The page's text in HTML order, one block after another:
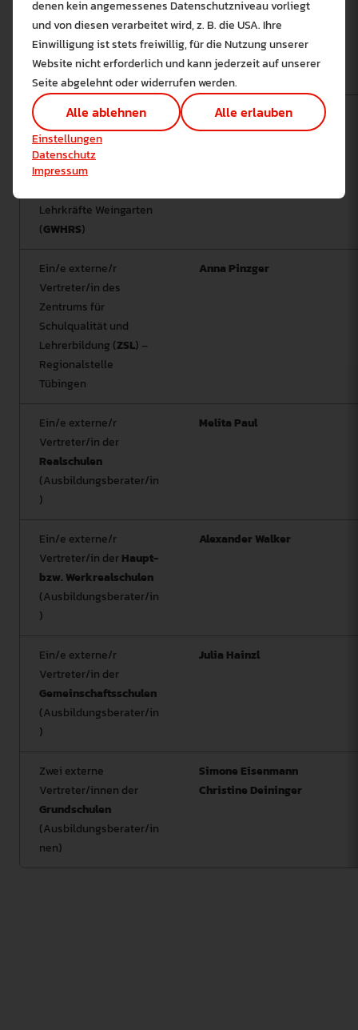
Vertreter/in der
Staatlichen Schulämter
Albstadt, Biberach
und Markdorf
Ein/e externe/r
Vertreter/in des
Seminars für
Ausbildung und
Lehrkräfte Weingarten
(GWHRS)
Thomas Pätzold
Ein/e externe/r
Vertreter/in des
Zentrums für
Schulqualität und
Lehrerbildung (ZSL) –
Regionalstelle
Tübingen
Anna Pinzger
Ein/e externe/r
Vertreter/in der
Realschulen
(Ausbildungsberater/in
)
Melita Paul
Ein/e externe/r
Vertreter/in derHaupt-
bzw. Werkrealschulen
(Ausbildungsberater/in
)
Alexander Walker
Ein/e externe/r
Vertreter/in der
Gemeinschaftsschulen
(Ausbildungsberater/in
)
Julia Hainzl
Zwei externe
Vertreter/innen der
Grundschulen
(Ausbildungsberater/in
nen)
Simone Eisenmann
Christine Deininger
denen kein angemessenes Datenschutzniveau vorliegt
und von diesen verarbeitet wird, z. B. die USA. Ihre
Einwilligung ist stets freiwillig, für die Nutzung unserer
Website nicht erforderlich und kann jederzeit auf unserer
Seite abgelehnt oder widerrufen werden.
Alle ablehnen Alle erlauben
Einstellungen
Datenschutz
Impressum
Bitte wählen Sie
Die auf der Website verwendeten
Lernen Sie mehr
Alle erlauben
Technisch notwendig (1)
Hier sind alle technisch
Analyse / Statistiken (1)
Einstellungen speichern